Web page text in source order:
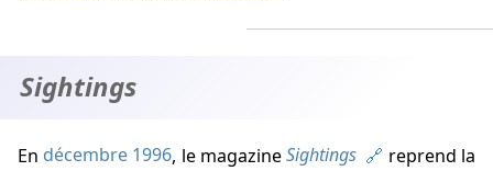
Sightings
En décembre 1996, le magazineSightings
reprend la